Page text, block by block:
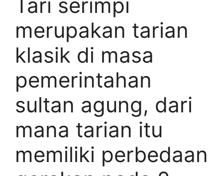
Tari serimpi
merupakan tarian
klasik di masa
pemerintahan
sultan agung, dari
mana tarian itu
memiliki perbedaan